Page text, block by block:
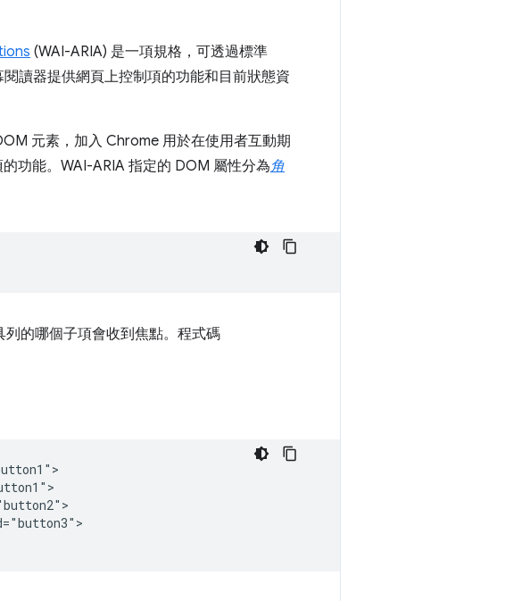
(WAI-ARIA) 是一項規格，可透過標準
讀器提供網頁上控制項的功能和目前狀態資
元素，加入 Chrome 用於在使用者互動期
功能。WAI-ARIA 指定的 DOM 屬性分為角
的哪個子項會收到焦點。程式碼